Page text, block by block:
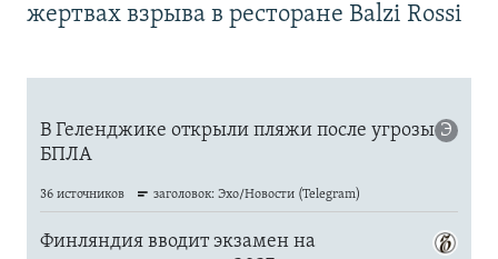
жертвах взрыва в ресторане Balzi Rossi